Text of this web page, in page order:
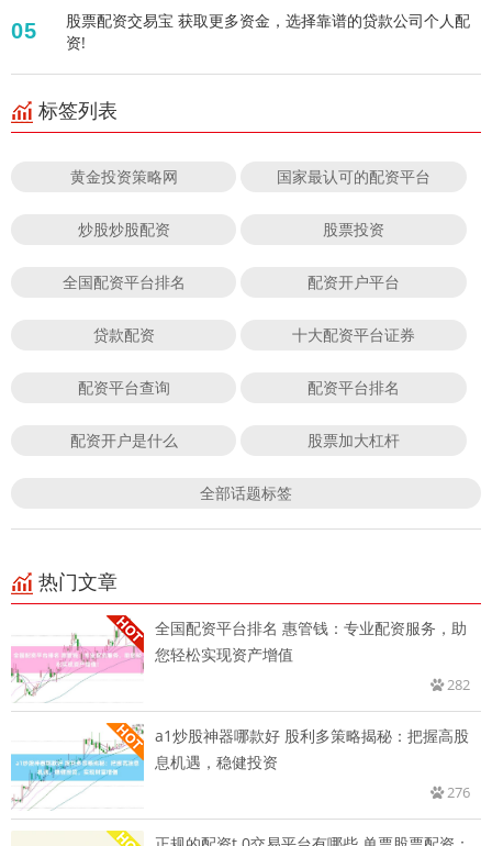
05
股票配资交易宝 获取更多资金，选择靠谱的贷款公司个人配
资!
标签列表
黄金投资策略网 国家最认可的配资平台
炒股炒股配资 股票投资
全国配资平台排名 配资开户平台
贷款配资 十大配资平台证券
配资平台查询 配资平台排名
配资开户是什么 股票加大杠杆
全部话题标签
热门文章
全国配资平台排名 惠管钱：专业配资服务，助
您轻松实现资产增值
282
a1炒股神器哪款好 股利多策略揭秘：把握高股
息机遇，稳健投资
276